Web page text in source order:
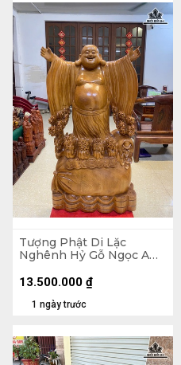
Tượng Phật Di Lặc
Nghênh Hỷ Gỗ Ngọc Am
(cm)
1 ngày trước
13.500.000 ₫